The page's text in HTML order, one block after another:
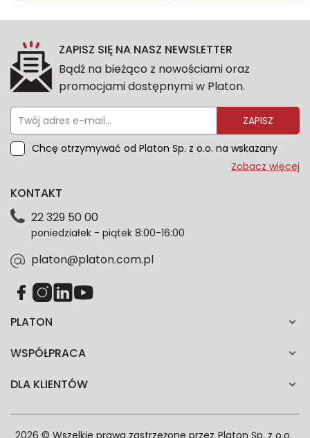
ZAPISZ SIĘ NA NASZ NEWSLETTER
Bądź na bieżąco z nowościami oraz
promocjami dostępnymi w Platon.
ZAPISZ
Chcę otrzymywać od Platon Sp. z o.o. na wskazany
przeze mnie adres e-mail informacje marketingowe
dotyczące danych osobowych znajdziesz w naszej
każdym czasie. Wycofanie zgody nie wpłynie na
zgodność z prawem przetwarzania dokonanego przed
Zobacz więcej
PLATON
WSPÓŁPRACA
DLA KLIENTÓW
KONTAKT
22 329 50 00
poniedziałek - piątek 8:00-16:00
platon@platon.com.pl
2026 © Wszelkie prawa zastrzeżone przez Platon Sp. z o.o.